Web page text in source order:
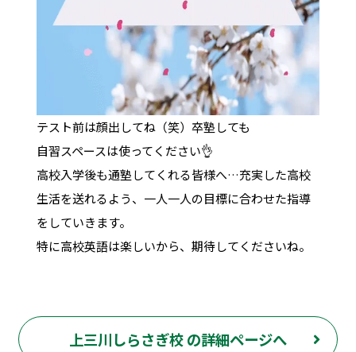
テスト前は顔出してね（笑）卒塾しても
自習スペースは使ってください👌
高校入学後も通塾してくれる皆様へ…充実した高校
生活を送れるよう、一人一人の目標に合わせた指導
をしていきます。
特に高校英語は楽しいから、期待してくださいね。
上三川しらさぎ校 の詳細ページへ